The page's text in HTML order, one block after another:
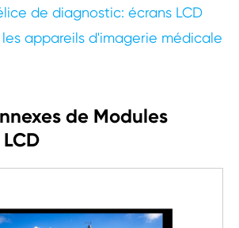
de diagnostic: écrans LCD
appareils d'imagerie médicale
de Modules